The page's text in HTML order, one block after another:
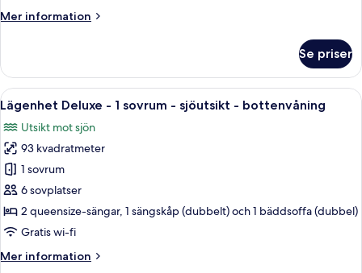
In
1106B
Mer information
Mer
BD
Condo
-
Walk-
In
Level
1106B
Se priser
Öppna
alla
foton
för
Lägenhet
Deluxe
-
1
-
Ett vardagsrum med en öppen spis,
14
Lägenhet Deluxe - 1 sovrum - sjöutsikt - bottenvåning
Utsikt mot sjön
93 kvadratmeter
1 sovrum
6 sovplatser
2 queensize-sängar, 1 sängskåp (dubbelt) och 1 bäddsoffa (dubbel)
Gratis wi-fi
Mer information
Mer